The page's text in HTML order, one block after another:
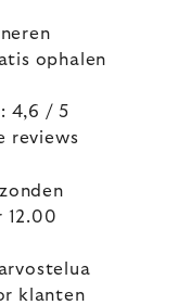
ophalen
4,6 / 5
reviews
12.00
klanten